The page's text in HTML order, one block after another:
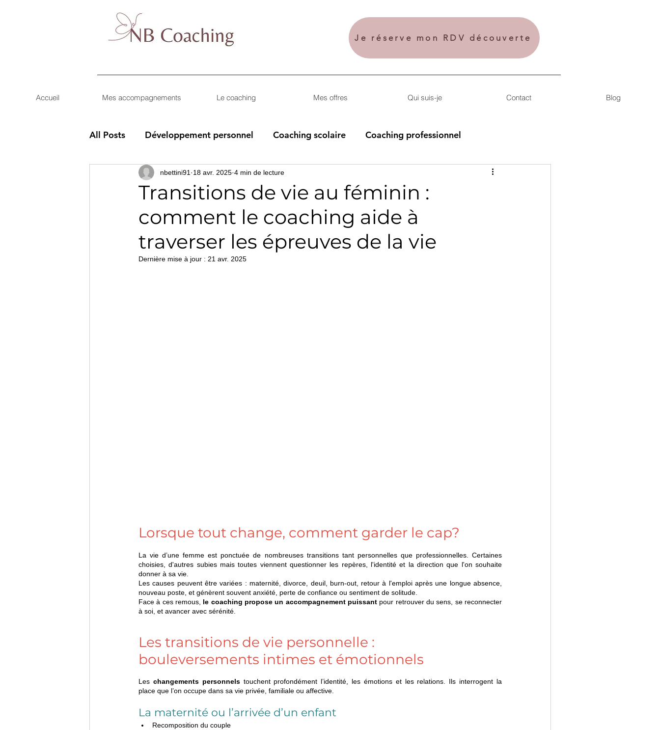
Je réserve mon RDV découverte
Accueil Mes accompagnements Le coaching Mes offres Qui suis-je Contact Blog
All Posts Développement personnel Coaching scolaire Coaching professionnel
Transitions de vie
Transitions de vie au féminin :
comment le coaching aide à
traverser les épreuves de la vie
nbettini91 18 avr. 2025 4 min de lecture
Dernière mise à jour : 21 avr. 2025
Lorsque tout change, comment garder le cap?
La vie d’une femme est ponctuée de nombreuses transitions tant personnelles que professionnelles. Certaines
choisies, d'autres subies mais toutes viennent questionner les repères, l'identité et la direction que l'on souhaite
donner à sa vie.
Les causes peuvent être variées : maternité, divorce, deuil, burn-out, retour à l'emploi après une longue absence,
nouveau poste, et génèrent souvent anxiété, perte de confiance ou sentiment de solitude.
Face à ces remous, le coaching propose un accompagnement puissant pour retrouver du sens, se reconnecter
à soi, et avancer avec sérénité.
Les transitions de vie personnelle :
bouleversements intimes et émotionnels
Les changements personnels touchent profondément l’identité, les émotions et les relations. Ils interrogent la
place que l’on occupe dans sa vie privée, familiale ou affective.
La maternité ou l’arrivée d’un enfant
Recomposition du couple